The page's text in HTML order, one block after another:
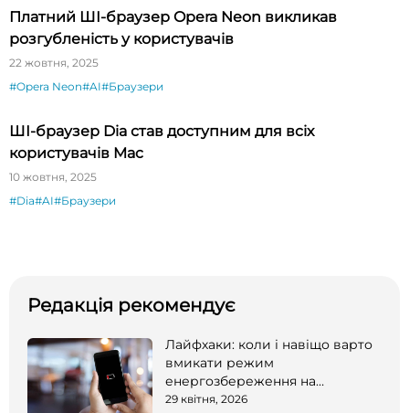
Платний ШІ-браузер Opera Neon викликав
розгубленість у користувачів
22 жовтня, 2025
#Opera Neon#AI#Браузери
ШІ-браузер Dia став доступним для всіх
користувачів Mac
10 жовтня, 2025
#Dia#AI#Браузери
Редакція рекомендує
Лайфхаки: коли і навіщо варто
вмикати режим
енергозбереження на
смартфоні
29 квітня, 2026